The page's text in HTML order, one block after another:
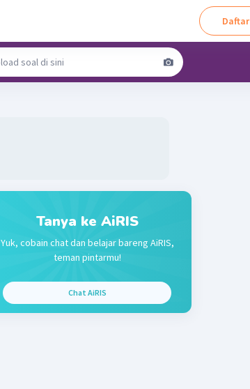
Daftar
Tanya ke AiRIS
Yuk, cobain chat dan belajar bareng AiRIS,
teman pintarmu!
Chat AiRIS